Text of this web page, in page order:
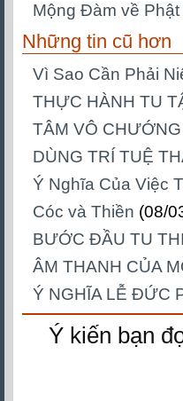
Mộng Đàm về
Những tin cũ hơn
Vì Sao Cần Phải
THỰC HÀNH TU
TÂM VÔ
DÙNG TRÍ TUỆ
Ý Nghĩa Của Việc
Cóc và Thiền (08/
BƯỚC ĐẦU TU
ÂM THANH CỦA
Ý NGHĨA LỄ ĐỨC
Ý kiến bạn